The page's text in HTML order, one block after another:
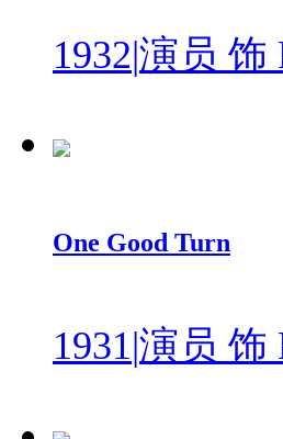
1932|演员 饰
One Good Turn
1931|演员 饰